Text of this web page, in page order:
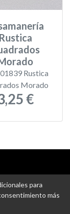
Rustica
Rustica
Morado
€
de Cookies
para
más